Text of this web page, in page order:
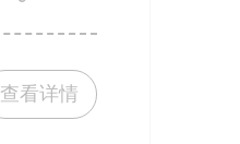
查看详情